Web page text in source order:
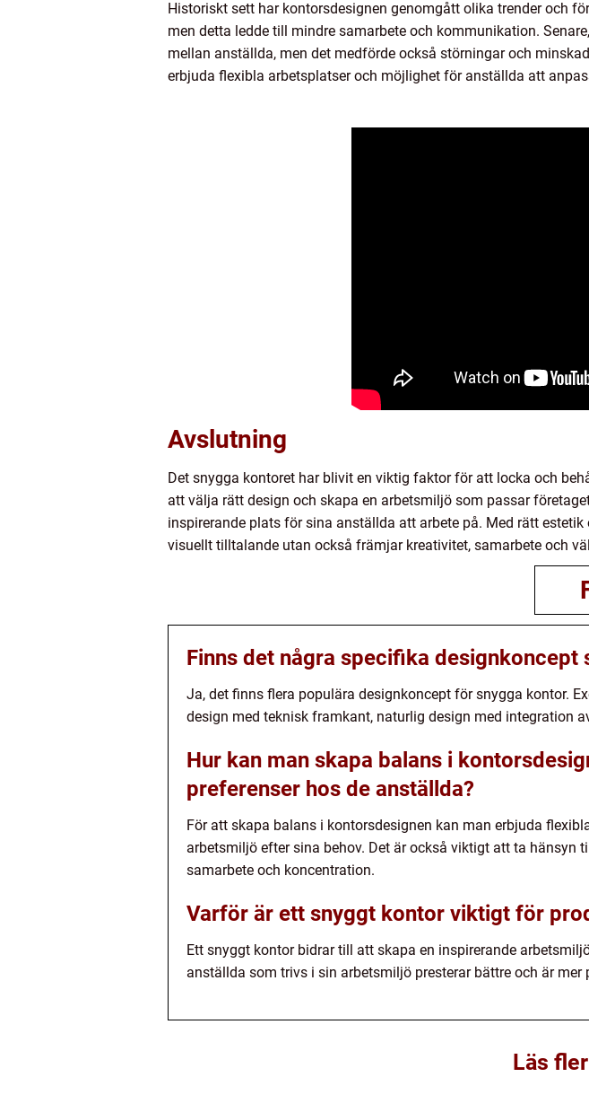
Historiskt sett har kontorsdesignen genomgått olika trender och
men detta ledde till mindre samarbete och kommunikation.
mellan anställda, men det medförde också störningar och
erbjuda flexibla arbetsplatser och möjlighet för anställda att
Avslutning
Det snygga kontoret har blivit en viktig faktor för att locka och
att välja rätt design och skapa en arbetsmiljö som passar
inspirerande plats för sina anställda att arbete på. Med rätt
visuellt tilltalande utan också främjar kreativitet, samarbete och
Finns det några specifika
Ja, det finns flera populära designkoncept för snygga kontor.
design med teknisk framkant, naturlig design med integration
Hur kan man skapa balans i
preferenser hos de anställda?
För att skapa balans i kontorsdesignen kan man erbjuda
arbetsmiljö efter sina behov. Det är också viktigt att ta
samarbete och koncentration.
Varför är ett snyggt kontor viktigt för
Ett snyggt kontor bidrar till att skapa en inspirerande
anställda som trivs i sin arbetsmiljö presterar bättre och är mer
Läs